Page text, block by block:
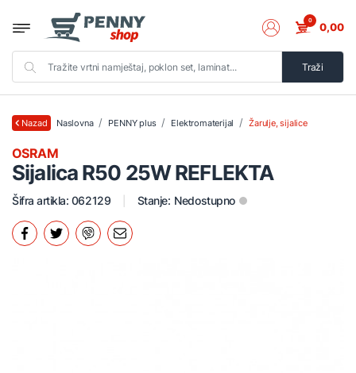
Traži
0 0,00
Nazad Naslovna PENNY plus Elektromaterijal Žarulje, sijalice
Sijalica R50 25W REFLEKTA
OSRAM
Šifra artikla: 062129 Stanje: Nedostupno